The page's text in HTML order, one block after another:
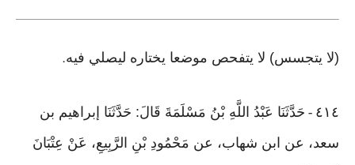
(لا يتجسس) لا يتفحص موضعا يختاره ليصلي فيه.
٤١٤ - حَدَّثَنَا عَبْدُ اللَّهِ بْنُ مَسْلَمَةَ قَالَ: حَدَّثَنَا إبراهيم بن
سعد، عن ابن شهاب، عن مَحْمُودِ بْنِ الرَّبِيعِ، عَنْ عِتْبَانَ